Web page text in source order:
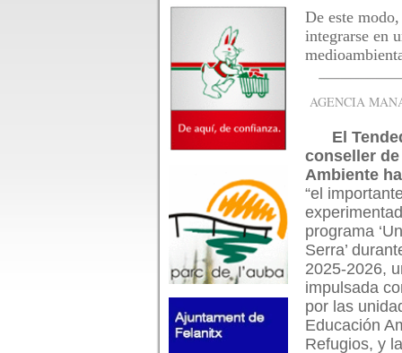
De este
integrarse en
AGENCIA
El
conseller
Ambiente
“el
programa
Serra’
2025-2026,
impulsada
por las
Educación
Refugios, y